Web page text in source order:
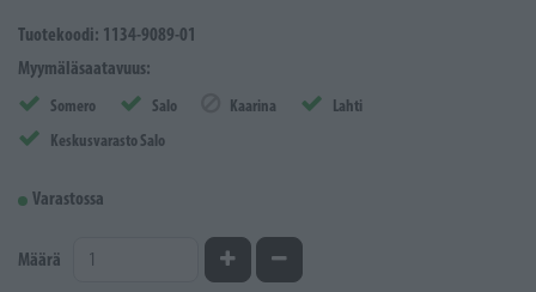
Tuotekoodi: 1134-9089-01
Myymäläsaatavuus:
Somero Salo Kaarina
Lahti
Keskusvarasto Salo
Varastossa
Määrä Kasvata määrääVähennä määrää